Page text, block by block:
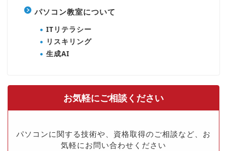
パソコン教室について
ITリテラシー
リスキリング
生成AI
お気軽にご相談ください
パソコンに関する技術や、資格取得のご相談など、お
気軽にお問い合わせください